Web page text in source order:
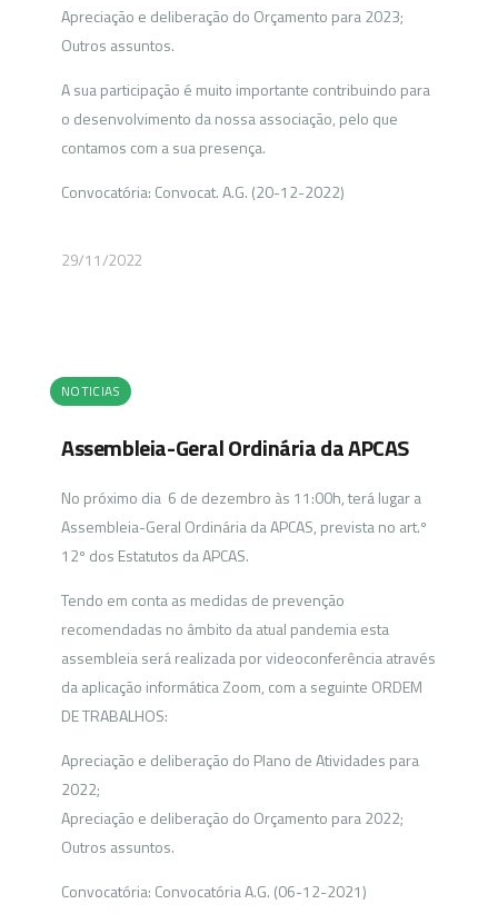
Apreciação e deliberação do Orçamento para 2023;
Outros assuntos.
A sua participação é muito importante contribuindo para
o desenvolvimento da nossa associação, pelo que
contamos com a sua presença.
Convocatória: Convocat. A.G. (20-12-2022)
29/11/2022
NOTICIAS
Assembleia-Geral Ordinária da APCAS
No próximo dia 6 de dezembro às 11:00h, terá lugar a
Assembleia-Geral Ordinária da APCAS, prevista no art.º
12º dos Estatutos da APCAS.
Tendo em conta as medidas de prevenção
recomendadas no âmbito da atual pandemia esta
assembleia será realizada por videoconferência através
da aplicação informática Zoom, com a seguinte ORDEM
DE TRABALHOS:
Apreciação e deliberação do Plano de Atividades para
2022;
Apreciação e deliberação do Orçamento para 2022;
Outros assuntos.
Convocatória: Convocatória A.G. (06-12-2021)